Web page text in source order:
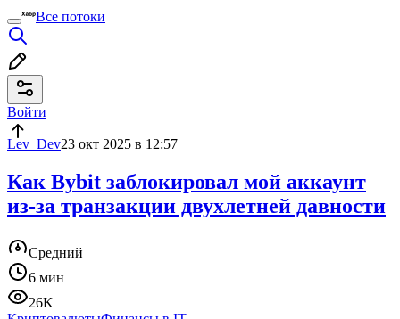
Все потоки
Войти
Lev_Dev23 окт 2025 в 12:57
Как Bybit заблокировал мой аккаунт
из-за транзакции двухлетней давности
Средний
6 мин
26K